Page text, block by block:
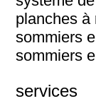
planches à
sommiers
sommiers
services